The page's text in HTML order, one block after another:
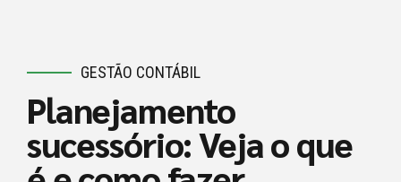
GESTÃO CONTÁBIL
Planejamento
sucessório: Veja o que